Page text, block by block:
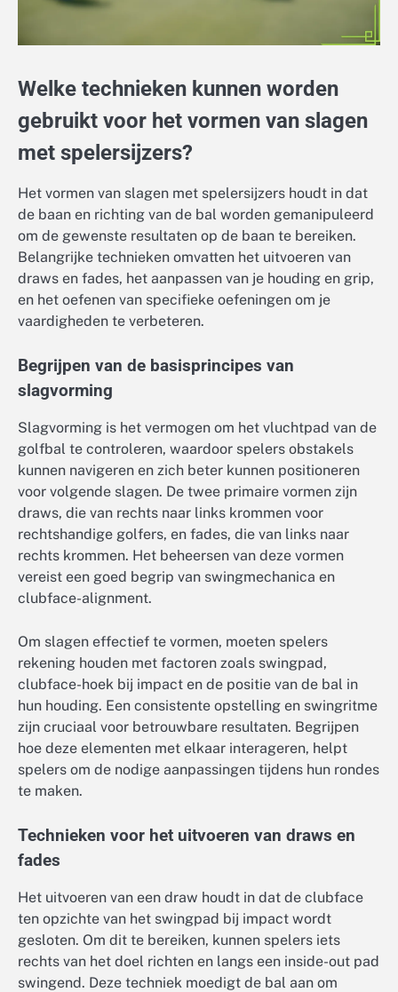
Welke technieken kunnen worden
gebruikt voor het vormen van slagen
met spelersijzers?
Het vormen van slagen met spelersijzers houdt in dat
de baan en richting van de bal worden gemanipuleerd
om de gewenste resultaten op de baan te bereiken.
Belangrijke technieken omvatten het uitvoeren van
draws en fades, het aanpassen van je houding en grip,
en het oefenen van specifieke oefeningen om je
vaardigheden te verbeteren.
Begrijpen van de basisprincipes van
slagvorming
Slagvorming is het vermogen om het vluchtpad van de
golfbal te controleren, waardoor spelers obstakels
kunnen navigeren en zich beter kunnen positioneren
voor volgende slagen. De twee primaire vormen zijn
draws, die van rechts naar links krommen voor
rechtshandige golfers, en fades, die van links naar
rechts krommen. Het beheersen van deze vormen
vereist een goed begrip van swingmechanica en
clubface-alignment.
Om slagen effectief te vormen, moeten spelers
rekening houden met factoren zoals swingpad,
clubface-hoek bij impact en de positie van de bal in
hun houding. Een consistente opstelling en swingritme
zijn cruciaal voor betrouwbare resultaten. Begrijpen
hoe deze elementen met elkaar interageren, helpt
spelers om de nodige aanpassingen tijdens hun rondes
te maken.
Technieken voor het uitvoeren van draws en
fades
Het uitvoeren van een draw houdt in dat de clubface
ten opzichte van het swingpad bij impact wordt
gesloten. Om dit te bereiken, kunnen spelers iets
rechts van het doel richten en langs een inside-out pad
swingend. Deze techniek moedigt de bal aan om